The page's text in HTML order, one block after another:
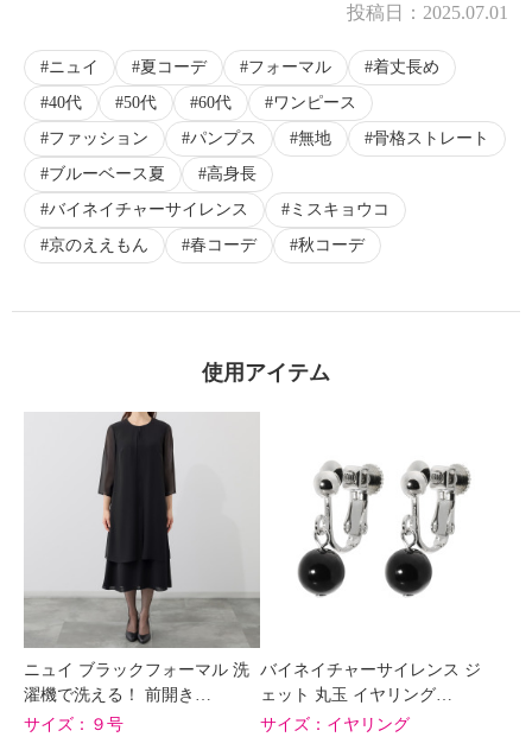
投稿日： 2025.07.01
ニュイ 夏コーデ フォーマル
着丈長め
40代
50代 60代
ワンピース
ファッション
パンプス 無地
骨格ストレート
ブルーベース夏
高身長
バイネイチャーサイレンス
ミスキョウコ
京のええもん
春コーデ 秋コーデ
使用アイテム
ニュイ ブラックフォーマル 洗
濯機で洗える！ 前開き…
サイズ： ９号
バイネイチャーサイレンス ジ
ェット 丸玉 イヤリング…
サイズ： イヤリング